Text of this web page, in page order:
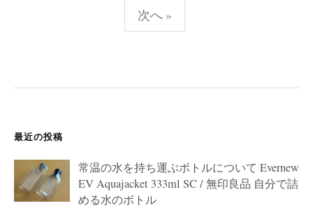
ー
送
次へ »
最近の投稿
常温の水を持ち運ぶボトルについて Evernew
EV Aquajacket 333ml SC / 無印良品 自分で詰
める水のボトル